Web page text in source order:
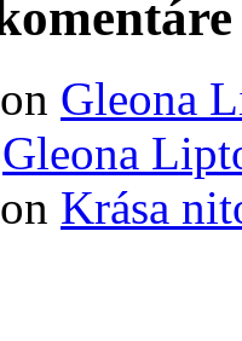
on Gleona
Gleona
on Krása